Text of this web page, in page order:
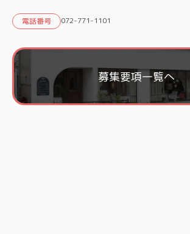
電話番号 072-771-1101
募集要項一覧へ